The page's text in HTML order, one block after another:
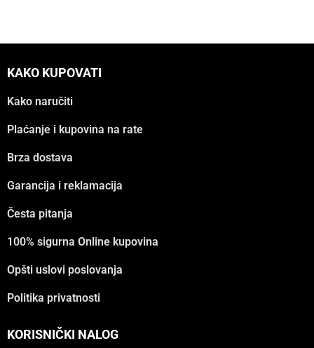
KAKO KUPOVATI
Kako naručiti
Plaćanje i kupovina na rate
Brza dostava
Garancija i reklamacija
Česta pitanja
100% sigurna Online kupovina
Opšti uslovi poslovanja
Politika privatnosti
KORISNIČKI NALOG